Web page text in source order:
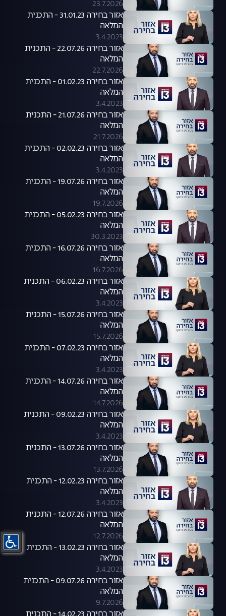
23.7.2026
אזור בחירה 31.01.23 - התכנית
המלאה
3.4.2023
אזור בחירה 22.07.26 - התכנית
המלאה
22.7.2026
אזור בחירה 01.02.23 - התכנית
המלאה
3.4.2023
אזור בחירה 21.07.26 - התכנית
המלאה
21.7.2026
אזור בחירה 02.02.23 - התכנית
המלאה
3.4.2023
אזור בחירה 19.07.26 - התכנית
המלאה
19.7.2026
אזור בחירה 05.02.23 - התכנית
המלאה
30.3.2023
אזור בחירה 16.07.26 - התכנית
המלאה
16.7.2026
אזור בחירה 06.02.23 - התכנית
המלאה
3.4.2023
אזור בחירה 15.07.26 - התכנית
המלאה
15.7.2026
אזור בחירה 07.02.23 - התכנית
המלאה
3.4.2023
אזור בחירה 14.07.26 - התכנית
המלאה
14.7.2026
אזור בחירה 09.02.23 - התכנית
המלאה
3.4.2023
אזור בחירה 13.07.26 - התכנית
המלאה
13.7.2026
אזור בחירה 12.02.23 - התכנית
המלאה
3.4.2023
אזור בחירה 12.07.26 - התכנית
המלאה
12.7.2026
אזור בחירה 13.02.23 - התכנית
המלאה
3.4.2023
אזור בחירה 09.07.26 - התכנית
המלאה
9.7.2026